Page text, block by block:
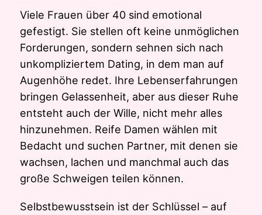
Viele Frauen über 40 sind emotional
gefestigt. Sie stellen oft keine unmöglichen
Forderungen, sondern sehnen sich nach
unkompliziertem Dating, in dem man auf
Augenhöhe redet. Ihre Lebenserfahrungen
bringen Gelassenheit, aber aus dieser Ruhe
entsteht auch der Wille, nicht mehr alles
hinzunehmen. Reife Damen wählen mit
Bedacht und suchen Partner, mit denen sie
wachsen, lachen und manchmal auch das
große Schweigen teilen können.
Selbstbewusstsein ist der Schlüssel – auf